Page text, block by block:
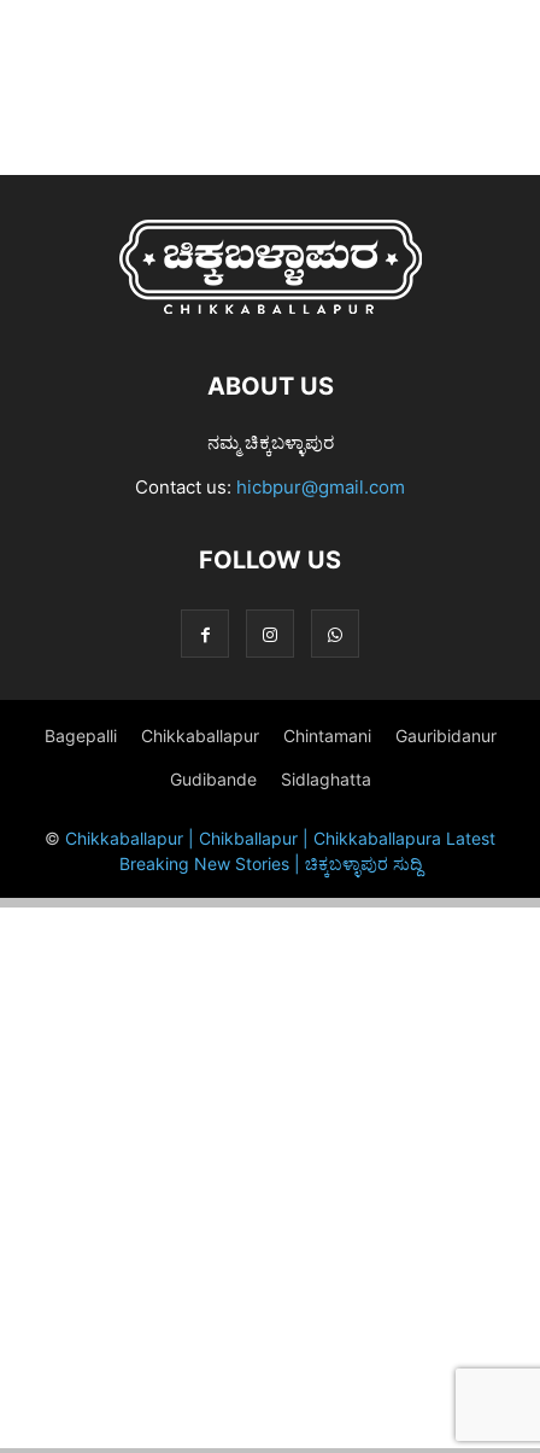
ABOUT US
ನಮ್ಮ ಚಿಕ್ಕಬಳ್ಳಾಪುರ
Contact us: hicbpur@gmail.com
FOLLOW US
Bagepalli Chikkaballapur Chintamani Gauribidanur
Gudibande Sidlaghatta
© Chikkaballapur | Chikballapur | Chikkaballapura Latest
Breaking New Stories | ಚಿಕ್ಕಬಳ್ಳಾಪುರ ಸುದ್ದಿ